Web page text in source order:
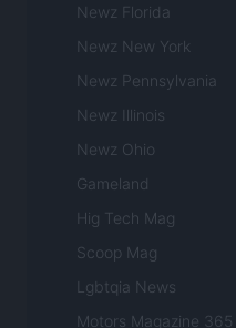
Newz Florida
Newz New York
Newz Pennsylvania
Newz Illinois
Newz Ohio
Gameland
Hig Tech Mag
Scoop Mag
Lgbtqia News
Motors Magazine 365